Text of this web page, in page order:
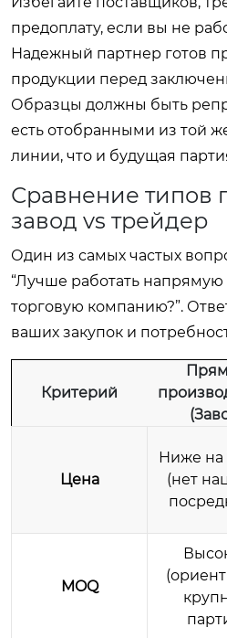
предоплату, если вы не
Надежный партнер готов
продукции перед
Образцы должны быть
есть отобранными из той
линии, что и будущая
Сравнение типов
завод vs трейдер
Один из самых частых
“Лучше работать
торговую компанию?”.
ваших закупок и
Критерий
Цена
Ниже на
(нет
MOQ